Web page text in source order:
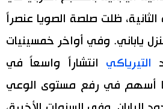
الثانية، ظلت صلصة الصويا عنصراً
ياباني. وفي أواخر خمسينيات
التيرياكي انتشاراً واسعاً في
مما أسهم في رفع مستوى الوعي